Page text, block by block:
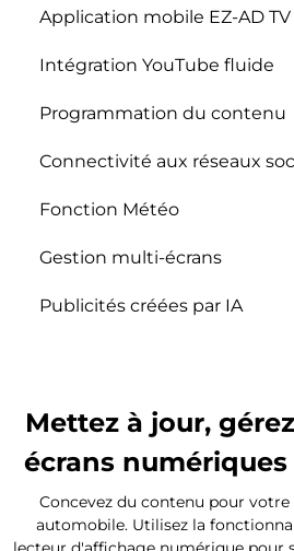
Application mobile EZ-AD TV
Intégration YouTube fluide
Programmation du contenu
Connectivité aux réseaux
Fonction Météo
Gestion multi-écrans
Publicités créées par IA
Mettez à jour,
écrans numériques
Concevez du contenu pour
automobile. Utilisez la